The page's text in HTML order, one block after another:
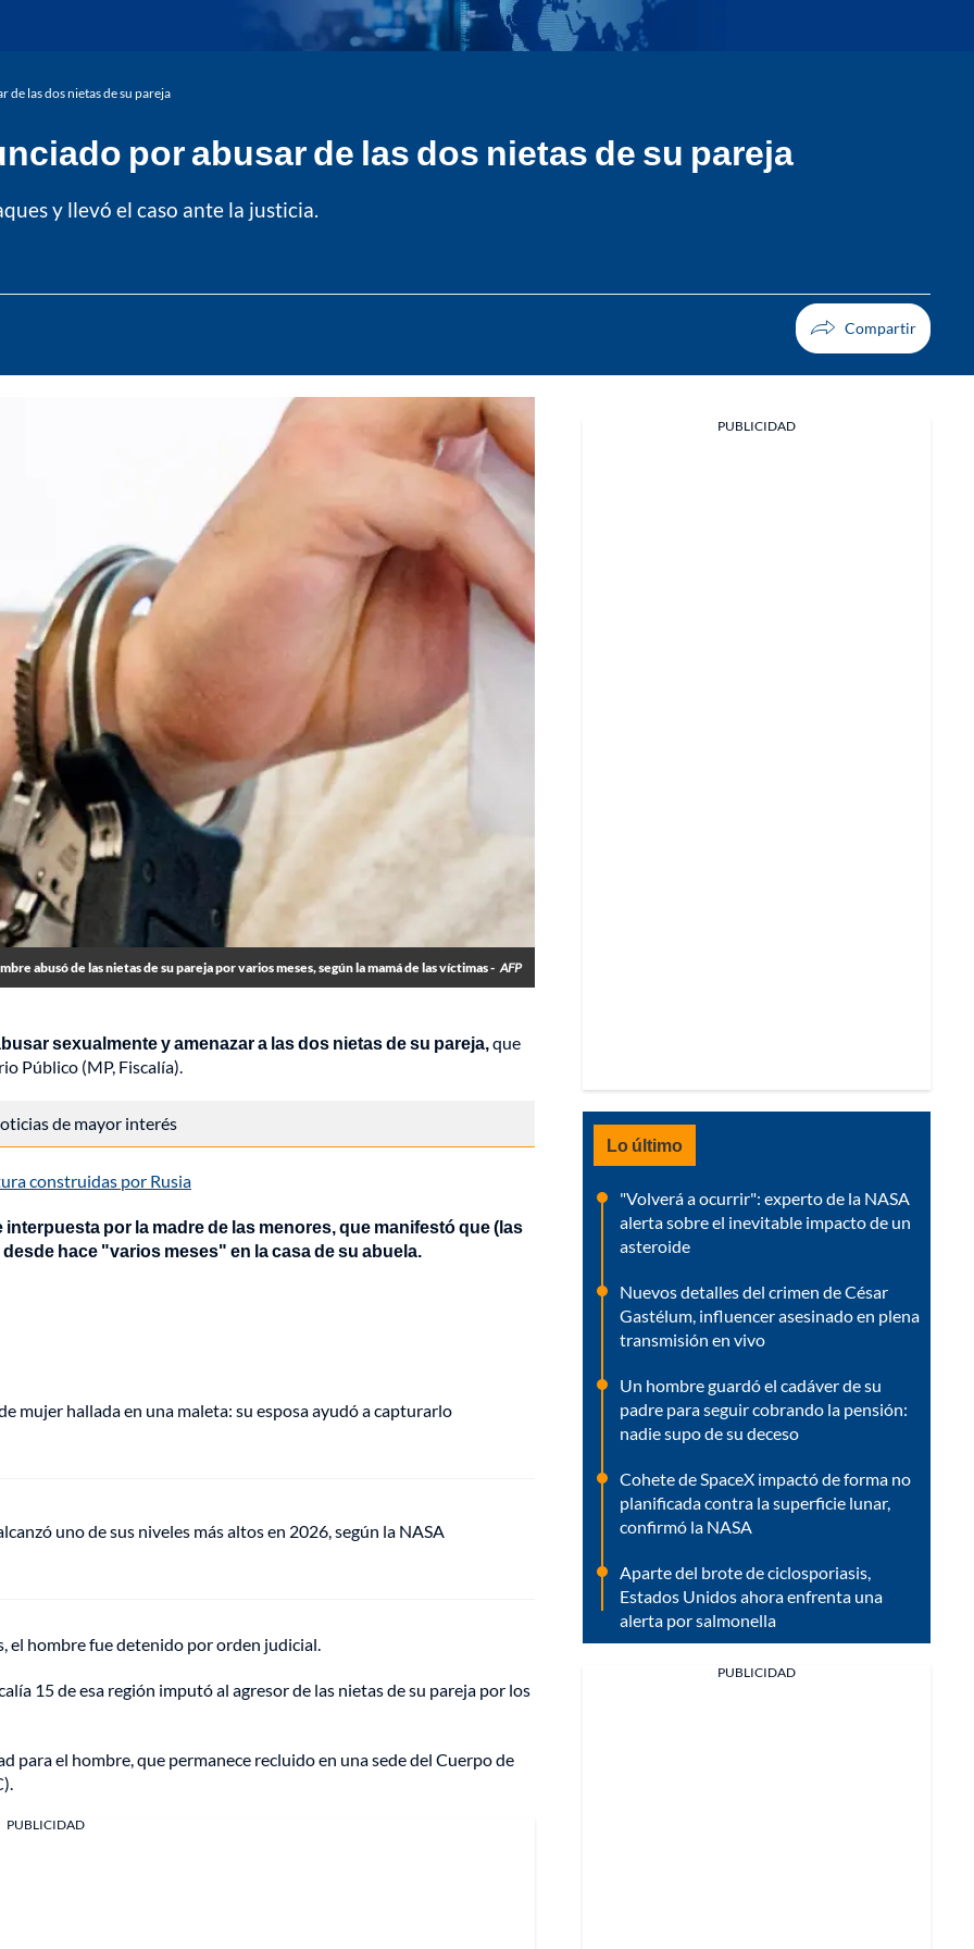
de las dos nietas de su pareja
por abusar de las dos nietas de su pareja
y llevó el caso ante la justicia.
abusó de las nietas de su pareja por varios meses, según la mamá de las víctimas - AFP
sexualmente y amenazar a las dos nietas de su pareja,que
Público (MP, Fiscalía).
de mayor interés
construidas por Rusia
interpuesta por la madre de las menores, que manifestó que (las
hace "varios meses" en la casa de su abuela.
mujer hallada en una maleta: su esposa ayudó a capturarlo
uno de sus niveles más altos en 2026, según la NASA
el hombre fue detenido por orden judicial.
15 de esa región imputó al agresor de las nietas de su pareja por los
el hombre, que permanece recluido en una sede del Cuerpo de
PUBLICIDAD
PUBLICIDAD
Lo último
"Volverá a ocurrir": experto de la NASA
alerta sobre el inevitable impacto de un
asteroide
Nuevos detalles del crimen de César
Gastélum, influencer asesinado en plena
transmisión en vivo
Un hombre guardó el cadáver de su
padre para seguir cobrando la pensión:
nadie supo de su deceso
Cohete de SpaceX impactó de forma no
planificada contra la superficie lunar,
confirmó la NASA
Aparte del brote de ciclosporiasis,
Estados Unidos ahora enfrenta una
alerta por salmonella
PUBLICIDAD